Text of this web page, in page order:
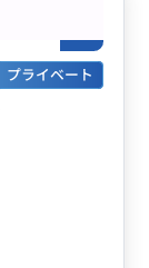
プライベート